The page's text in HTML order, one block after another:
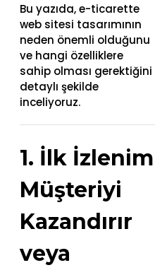
Bu yazıda, e-ticarette
web sitesi tasarımının
neden önemli olduğunu
ve hangi özelliklere
sahip olması gerektiğini
detaylı şekilde
inceliyoruz.
1. İlk İzlenim
Müşteriyi
Kazandırır
veya